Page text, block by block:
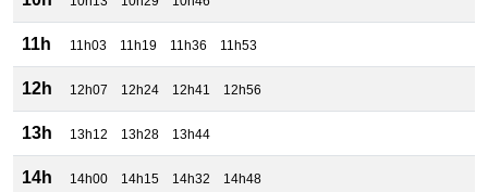
11h 11h03 11h19 11h36 11h53
12h 12h07 12h24 12h41 12h56
13h 13h12 13h28 13h44
14h 14h00 14h15 14h32 14h48